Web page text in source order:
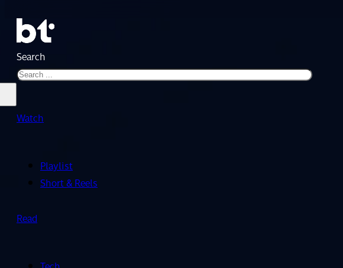
Search
Watch
Playlist
Short & Reels
Read